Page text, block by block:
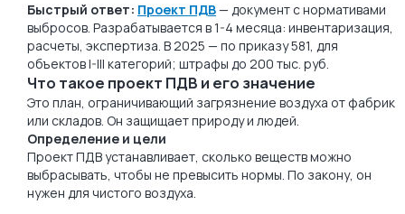
Быстрый ответ: Проект ПДВ— документ с нормативами
выбросов. Разрабатывается в 1-4 месяца: инвентаризация,
расчеты, экспертиза. В 2025 — по приказу 581, для
объектов I-III категорий; штрафы до 200 тыс. руб.
Что такое проект ПДВ и его значение
Это план, ограничивающий загрязнение воздуха от фабрик
или складов. Он защищает природу и людей.
Определение и цели
Проект ПДВ устанавливает, сколько веществ можно
выбрасывать, чтобы не превысить нормы. По закону, он
нужен для чистого воздуха.